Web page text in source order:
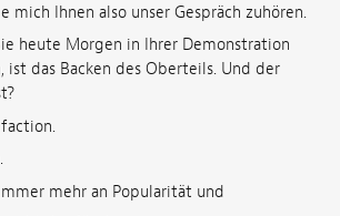
mich Ihnen also unser Gespräch zuhören.
heute Morgen in Ihrer Demonstration
ist das Backen des Oberteils. Und der
mehr an Popularität und